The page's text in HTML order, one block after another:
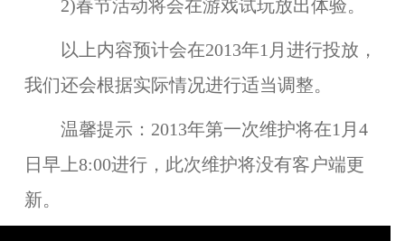
2)春节活动将会在游戏试玩放出体验。
以上内容预计会在2013年1月进行投放，
我们还会根据实际情况进行适当调整。
温馨提示：2013年第一次维护将在1月4
日早上8:00进行，此次维护将没有客户端更
新。